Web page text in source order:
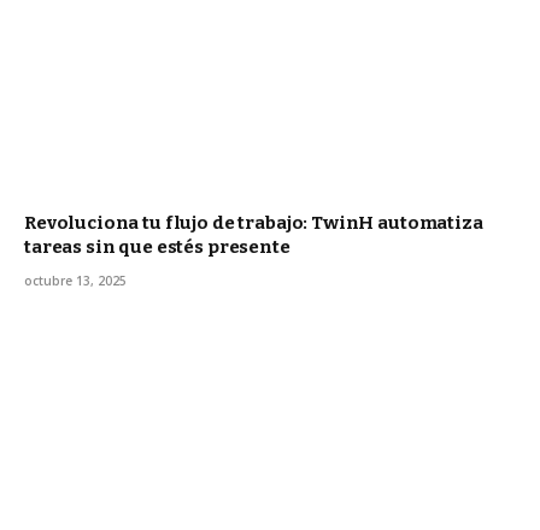
Revoluciona tu flujo de trabajo: TwinH automatiza
tareas sin que estés presente
octubre 13, 2025